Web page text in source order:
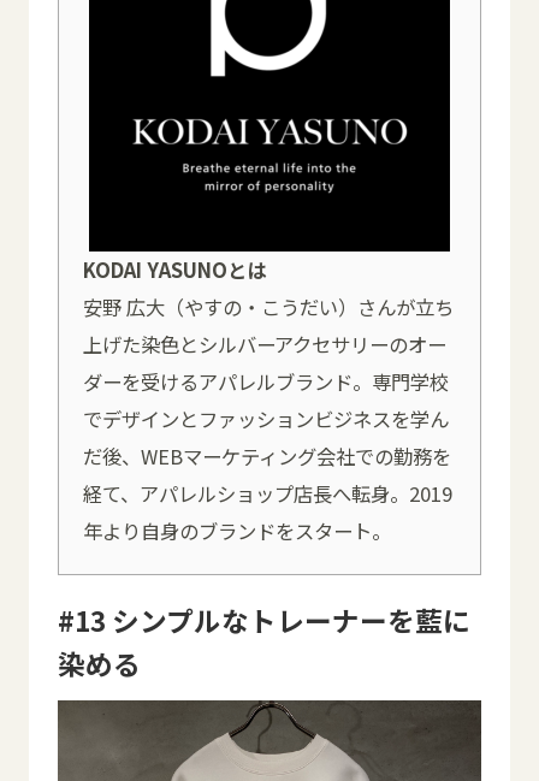
KODAI YASUNOとは
安野 広大（やすの・こうだい）さんが立ち
上げた染色とシルバーアクセサリーのオー
ダーを受けるアパレルブランド。専門学校
でデザインとファッションビジネスを学ん
だ後、WEBマーケティング会社での勤務を
経て、アパレルショップ店長へ転身。2019
年より自身のブランドをスタート。
#13 シンプルなトレーナーを藍に
染める